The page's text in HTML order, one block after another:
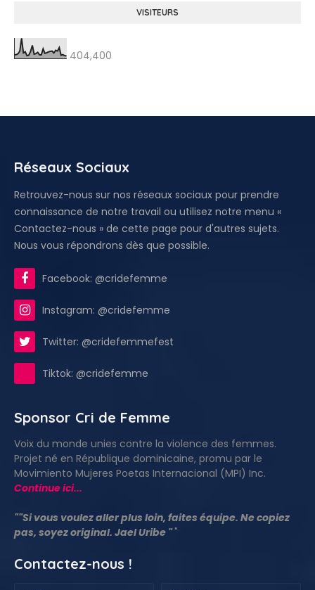
VISITEURS
404,400
Réseaux Sociaux
Retrouvez-nous sur nos réseaux sociaux pour prendre
connaissance de notre travail ou utilisez notre menu «
Contactez-nous » de cette page pour d'autres sujets.
Nous vous répondrons dès que possible.
Facebook: @cridefemme
Instagram: @cridefemme
Twitter: @cridefemmefest
Tiktok: @cridefemme
Sponsor Cri de Femme
Voix du monde unies contre la violence des femmes.
Projet né en République dominicaine, promu par le
Movimiento Mujeres Poetas Internacional (MPI) Inc.
Continue ici...
""Si vous voulez aller plus loin, faites équipe. Ne copiez
pas, soyez original. Jael Uribe ""
Contactez-nous !